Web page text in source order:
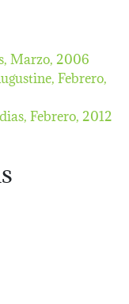
Marzo, 2006
Febrero,
Febrero, 2012